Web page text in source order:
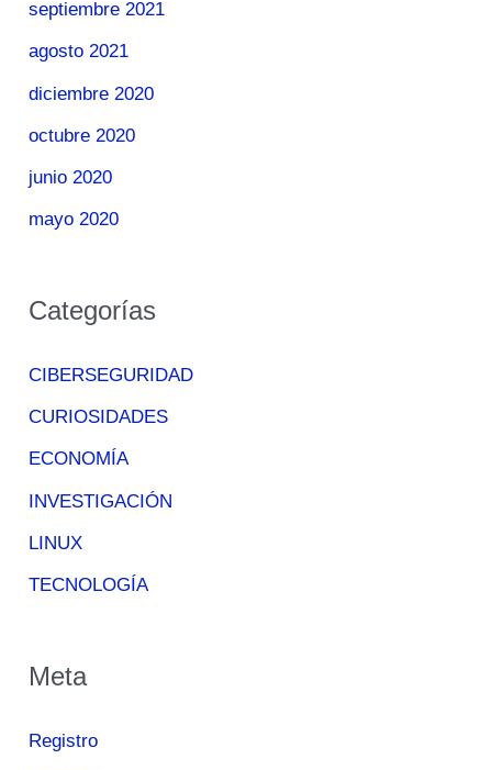
septiembre 2021
agosto 2021
diciembre 2020
octubre 2020
junio 2020
mayo 2020
Categorías
CIBERSEGURIDAD
CURIOSIDADES
ECONOMÍA
INVESTIGACIÓN
LINUX
TECNOLOGÍA
Meta
Registro